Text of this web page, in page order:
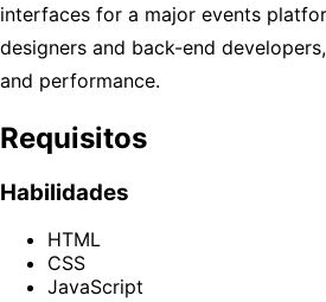
interfaces for a major events
designers and back-end
and performance.
Requisitos
Habilidades
HTML
CSS
JavaScript